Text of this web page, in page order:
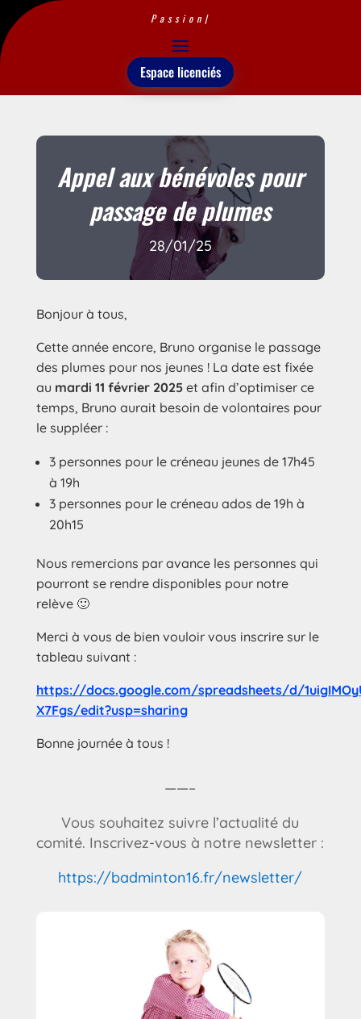
Passion |
Espace licenciés
Appel aux bénévoles pour
passage de plumes
28/01/25
Bonjour à tous,
Cette année encore, Bruno organise le passage
des plumes pour nos jeunes ! La date est fixée
au mardi 11 février 2025et afin d’optimiser ce
temps, Bruno aurait besoin de volontaires pour
le suppléer :
3 personnes pour le créneau jeunes de 17h45
à 19h
3 personnes pour le créneau ados de 19h à
20h15
Nous remercions par avance les personnes qui
pourront se rendre disponibles pour notre
relève 🙂
Merci à vous de bien vouloir vous inscrire sur le
tableau suivant :
https://docs.google.com/spreadsheets/d/
X7Fgs/edit?usp=sharing
Bonne journée à tous !
——–
Vous souhaitez suivre l’actualité du
comité. Inscrivez-vous à notre newsletter :
https://badminton16.fr/newsletter/